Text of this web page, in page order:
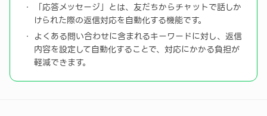
「応答メッセージ」とは、友だちからチャットで話しか
けられた際の返信対応を自動化する機能です。
よくある問い合わせに含まれるキーワードに対し、返信
内容を設定して自動化することで、対応にかかる負担が
軽減できます。